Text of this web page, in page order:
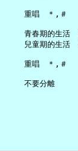
     重唱　＊,＃
青春期的生活
兒童期的生活
     重唱　＊,＃